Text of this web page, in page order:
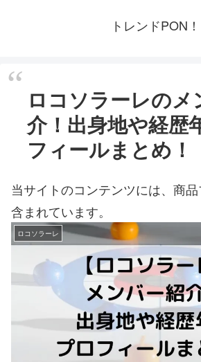
トレンドPON！
ロコソラーレのメ
介！出身地や経歴
フィールまとめ！
当サイトのコンテンツには、商
含まれています。
ロコソラーレ